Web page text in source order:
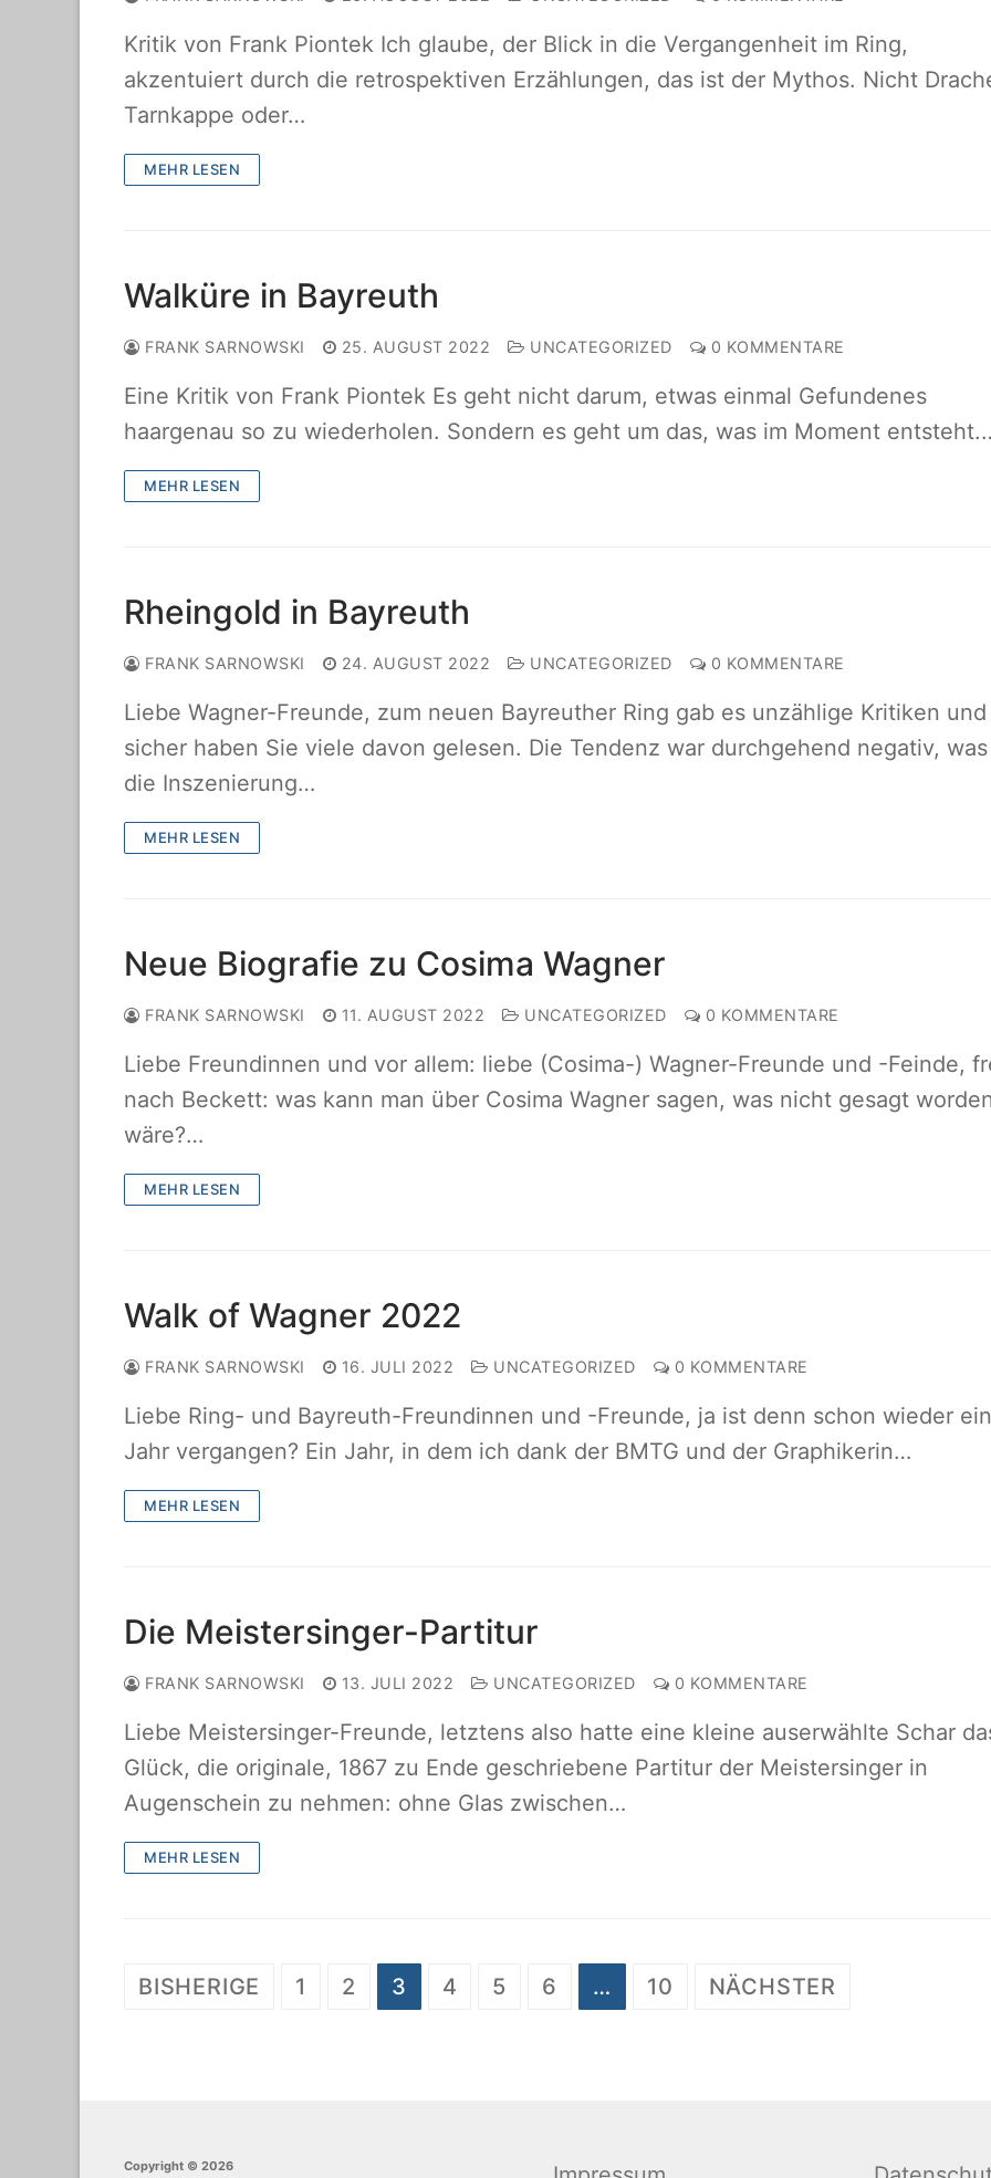
Kritik von Frank Piontek Ich glaube, der Blick in die Vergangenheit im Ring,
akzentuiert durch die retrospektiven Erzählungen, das ist der Mythos. Nicht
Tarnkappe oder…
MEHR LESEN
Walküre in Bayreuth
FRANK SARNOWSKI 25. AUGUST 2022 UNCATEGORIZED 0 KOMMENTARE
Eine Kritik von Frank Piontek Es geht nicht darum, etwas einmal Gefundenes
haargenau so zu wiederholen. Sondern es geht um das, was im Moment
MEHR LESEN
Rheingold in Bayreuth
FRANK SARNOWSKI 24. AUGUST 2022 UNCATEGORIZED 0 KOMMENTARE
Liebe Wagner-Freunde, zum neuen Bayreuther Ring gab es unzählige Kritiken und
sicher haben Sie viele davon gelesen. Die Tendenz war durchgehend negativ, was
die Inszenierung…
MEHR LESEN
Neue Biografie zu Cosima Wagner
FRANK SARNOWSKI 11. AUGUST 2022 UNCATEGORIZED 0 KOMMENTARE
Liebe Freundinnen und vor allem: liebe (Cosima-) Wagner-Freunde und -Feinde,
nach Beckett: was kann man über Cosima Wagner sagen, was nicht gesagt
wäre?…
MEHR LESEN
Walk of Wagner 2022
FRANK SARNOWSKI 16. JULI 2022 UNCATEGORIZED 0 KOMMENTARE
Liebe Ring- und Bayreuth-Freundinnen und -Freunde, ja ist denn schon wieder ein
Jahr vergangen? Ein Jahr, in dem ich dank der BMTG und der Graphikerin…
MEHR LESEN
Die Meistersinger-Partitur
FRANK SARNOWSKI 13. JULI 2022 UNCATEGORIZED 0 KOMMENTARE
Liebe Meistersinger-Freunde, letztens also hatte eine kleine auserwählte Schar
Glück, die originale, 1867 zu Ende geschriebene Partitur der Meistersinger in
Augenschein zu nehmen: ohne Glas zwischen…
MEHR LESEN
Beitragsnavigation
BISHERIGE 1 2 3 4 5 6 … 10 NÄCHSTER
Copyright © 2026